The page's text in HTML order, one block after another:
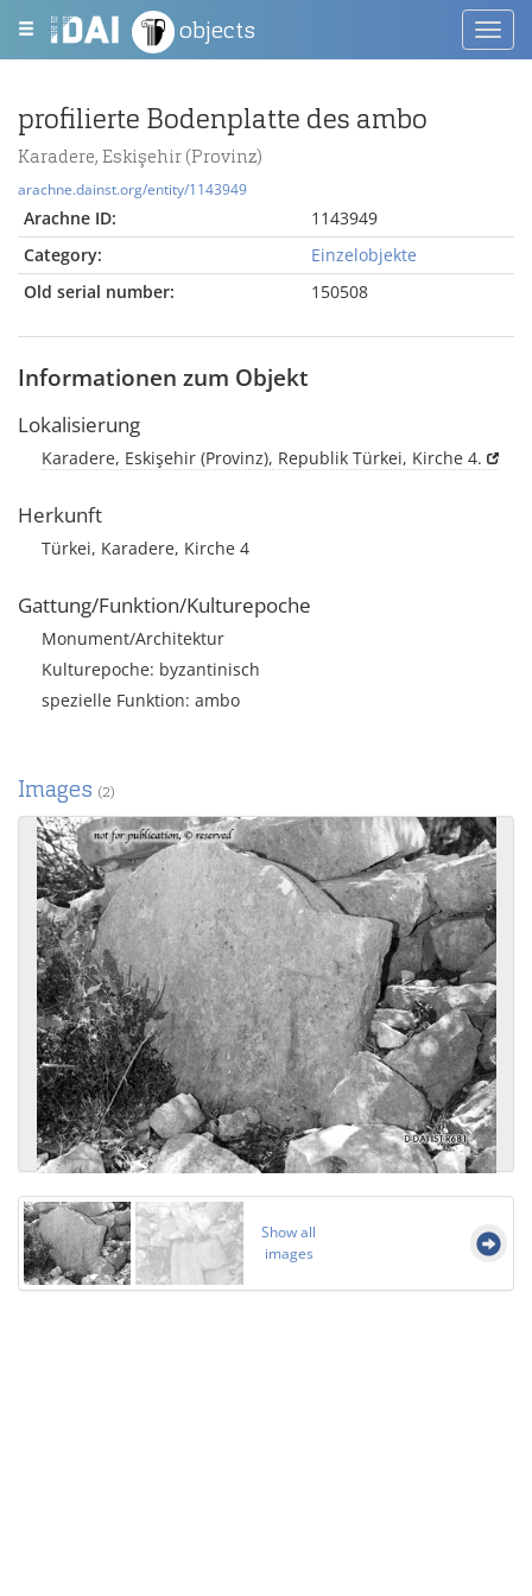
objects
profilierte Bodenplatte des ambo
Karadere, Eskişehir (Provinz)
arachne.dainst.org/entity/1143949
Arachne ID:
1143949
Category:
Einzelobjekte
Old serial number:
150508
Informationen zum Objekt
Lokalisierung
Karadere, Eskişehir (Provinz), Republik Türkei, Kirche 4.
Herkunft
Türkei, Karadere, Kirche 4
Gattung/Funktion/Kulturepoche
Monument/Architektur
Kulturepoche: byzantinisch
spezielle Funktion: ambo
Images (2)
Show all
images